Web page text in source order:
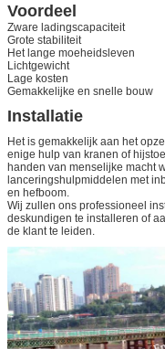
Voordeel
Zware ladingscapaciteit
Grote stabiliteit
Het lange moeheidsleven
Lichtgewicht
Lage kosten
Gemakkelijke en snelle bouw
Installatie
Het is gemakkelijk aan het
enige hulp van kranen of
handen van menselijke macht
lanceringshulpmiddelen met
en hefboom.
Wij zullen ons professioneel
deskundigen te installeren of
de klant te leiden.